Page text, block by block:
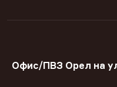
Офис/ПВЗ Орел на